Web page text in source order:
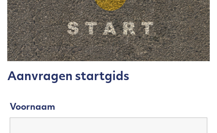
Aanvragen startgids
Voornaam